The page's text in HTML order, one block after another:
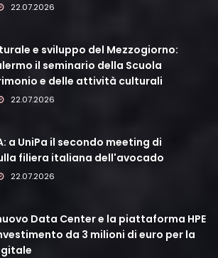
22.07.2026
e sviluppo del Mezzogiorno:
il seminario della Scuola
e delle attività culturali
22.07.2026
a UniPa il secondo meeting di
filiera italiana dell'avocado
22.07.2026
Data Center e la piattaforma HPE
da 3 milioni di euro per la